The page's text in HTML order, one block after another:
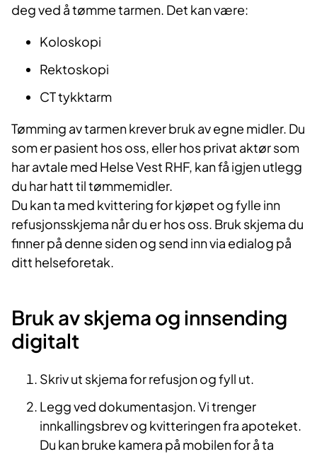
deg ved å tømme tarmen. Det kan være:
Koloskopi
Rektoskopi
CT tykktarm
Tømming av tarmen krever bruk av egne midler. Du
som er pasient hos oss, eller hos privat aktør som
har avtale med Helse Vest RHF, kan få igjen utlegg
du har hatt til tømmemidler.
Du kan ta med kvittering for kjøpet og fylle inn
refusjonsskjema når du er hos oss. Bruk skjema du
finner på denne siden og send inn via edialog på
ditt helseforetak.
Bruk av skjema og innsending
digitalt
Skriv ut skjema for refusjon og fyll ut.
Legg ved dokumentasjon. Vi trenger
innkallingsbrev og kvitteringen fra apoteket.
Du kan bruke kamera på mobilen for å ta